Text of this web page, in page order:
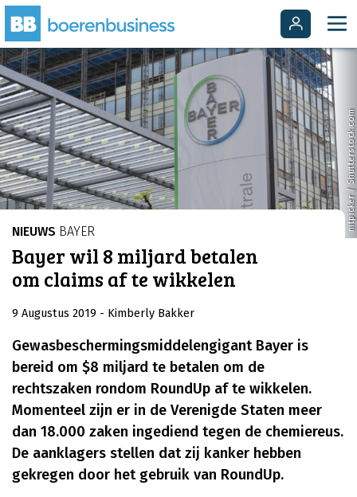
nitpicker / Shutterstock.com
NIEUWS BAYER
Bayer wil 8 miljard betalen
om claims af te wikkelen
9 Augustus 2019 - Kimberly Bakker
Gewasbeschermingsmiddelengigant Bayer is
bereid om $8 miljard te betalen om de
rechtszaken rondom RoundUp af te wikkelen.
Momenteel zijn er in de Verenigde Staten meer
dan 18.000 zaken ingediend tegen de chemiereus.
De aanklagers stellen dat zij kanker hebben
gekregen door het gebruik van RoundUp.